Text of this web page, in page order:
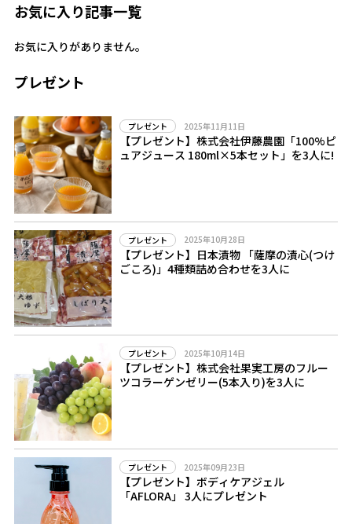
お気に入り記事一覧
お気に入りがありません。
プレゼント
プレゼント 2025年11月11日
【プレゼント】株式会社伊藤農園「100%ピ
ュアジュース 180ml×5本セット」を3人に!
プレゼント 2025年10月28日
【プレゼント】日本漬物 「薩摩の漬心(つけ
ごころ)」4種類詰め合わせを3人に
プレゼント 2025年10月14日
【プレゼント】株式会社果実工房のフルー
ツコラーゲンゼリー(5本入り)を3人に
プレゼント 2025年09月23日
【プレゼント】ボディケアジェル
「AFLORA」 3人にプレゼント